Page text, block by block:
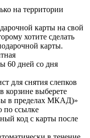
на территории
карты на свой
хотите сделать
карты.
60 дней со дня
для снятия слепков
корзине выберете
в пределах МКАД)»
по ссылке
код с карты после